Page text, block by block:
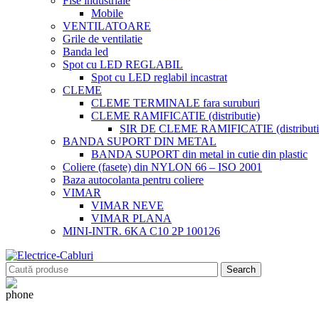
Mobile
VENTILATOARE
Grile de ventilatie
Banda led
Spot cu LED REGLABIL
Spot cu LED reglabil incastrat
CLEME
CLEME TERMINALE fara suruburi
CLEME RAMIFICATIE (distributie)
SIR DE CLEME RAMIFICATIE
BANDA SUPORT DIN METAL
BANDA SUPORT din metal in cutie din plastic
Coliere (fasete) din NYLON 66 – ISO 2001
Baza autocolanta pentru coliere
VIMAR
VIMAR NEVE
VIMAR PLANA
MINI-INTR. 6KA C10 2P 100126
Search